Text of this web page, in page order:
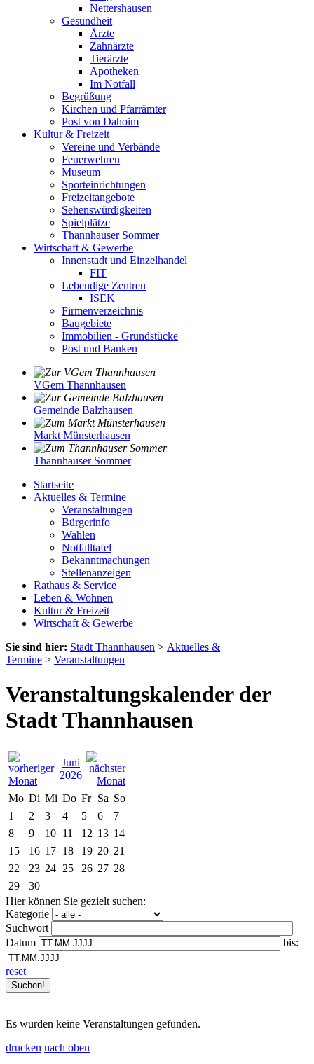
Nettershausen
Gesundheit
Ärzte
Zahnärzte
Tierärzte
Apotheken
Im Notfall
Begrüßung
Kirchen und Pfarrämter
Post von Dahoim
Kultur & Freizeit
Vereine und Verbände
Feuerwehren
Museum
Sporteinrichtungen
Freizeitangebote
Sehenswürdigkeiten
Spielplätze
Thannhauser Sommer
Wirtschaft & Gewerbe
Innenstadt und Einzelhandel
FIT
Lebendige Zentren
ISEK
Firmenverzeichnis
Baugebiete
Immobilien - Grundstücke
Post und Banken
VGem Thannhausen
Gemeinde Balzhausen
Markt Münsterhausen
Thannhauser Sommer
Startseite
Aktuelles & Termine
Veranstaltungen
Bürgerinfo
Wahlen
Notfalltafel
Bekanntmachungen
Stellenanzeigen
Rathaus & Service
Leben & Wohnen
Kultur & Freizeit
Wirtschaft & Gewerbe
Sie sind hier: Stadt Thannhausen > Aktuelles &
Termine > Veranstaltungen
Veranstaltungskalender der
Stadt Thannhausen
Juni
2026
Mo Di Mi Do Fr Sa So
1
2 3 4 5 6
7
8
9 10 11 12 13 14
15
16 17 18 19 20 21
22
23 24 25 26 27 28
29
30
Hier können Sie gezielt suchen:
Kategorie
Suchwort
Datum
bis:
reset
Es wurden keine Veranstaltungen gefunden.
drucken nach oben